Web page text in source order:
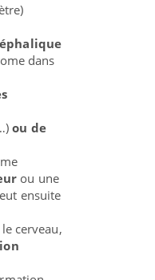
dans
ou de
ou une
ensuite
cerveau,